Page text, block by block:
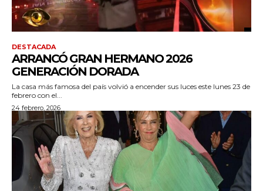
DESTACADA
ARRANCÓ GRAN HERMANO 2026
GENERACIÓN DORADA
La casa más famosa del país volvió a encender sus luces este lunes 23 de
febrero con el...
24 febrero, 2026